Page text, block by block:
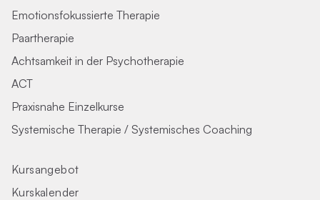
Emotionsfokussierte Therapie
Paartherapie
Achtsamkeit in der Psychotherapie
ACT
Praxisnahe Einzelkurse
Systemische Therapie / Systemisches Coaching
Kursangebot
Kurskalender